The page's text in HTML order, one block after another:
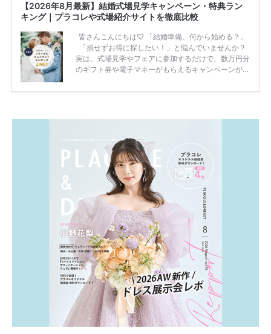
【2026年8月最新】結婚式場見学キャンペーン・特典ラン
キング｜プラコレや式場紹介サイトを徹底比較
皆さんこんにちは♡ 「結婚準備、何から始める？」
「損せずお得に探したい！」と悩んでいませんか？
実は、式場見学やフェアに参加するだけで、数万円分
のギフト券や電子マネーがもらえるキャンペーンがあ
ため、比較せずに選ぶと損をしてしまうことも……。
一番お得？」「プラコレの特典は？」といった疑問も
解決します。 まずは診断で候補を絞れる「ウェディ
ング診断」か、体験型 […]続きを読む